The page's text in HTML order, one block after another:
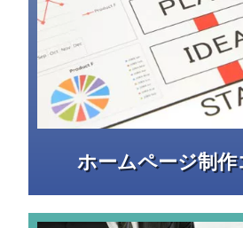
ホームページ制作